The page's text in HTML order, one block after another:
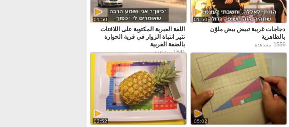
01:50
دجاجات غريبة تبيض بيض ملوّن
بالظاهرية
1556 مشاهدة
01:50
اللغة العبرية المكتوبة على اللافتات
تثير انتباة الزوار في قرية الحوارة
بالضفة الغربية
1541مشاهدة
05:02
03:52